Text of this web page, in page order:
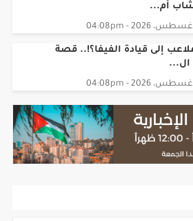
أم...
إلى قيادة الفيفا؟!.. قصة
ال...